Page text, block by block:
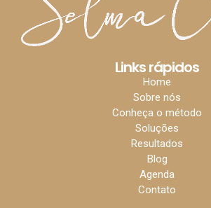
Links rápidos
Home
Sobre nós
Conheça o método
Soluções
Resultados
Blog
Agenda
Contato